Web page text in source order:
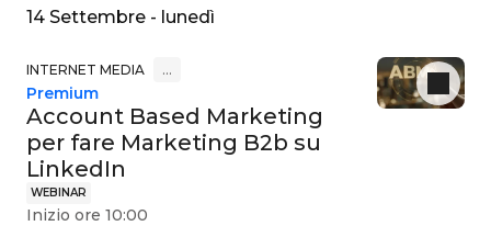
14 Settembre - lunedì
INTERNET MEDIA …
WEBINAR
Account Based Marketing
per fare Marketing B2b su
LinkedIn
Premium
Inizio ore 10:00